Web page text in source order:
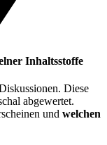
Inhaltsstoffe
Diese
abgewertet.
und welchen